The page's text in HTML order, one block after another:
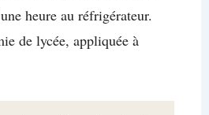
heure au réfrigérateur.
de lycée, appliquée à